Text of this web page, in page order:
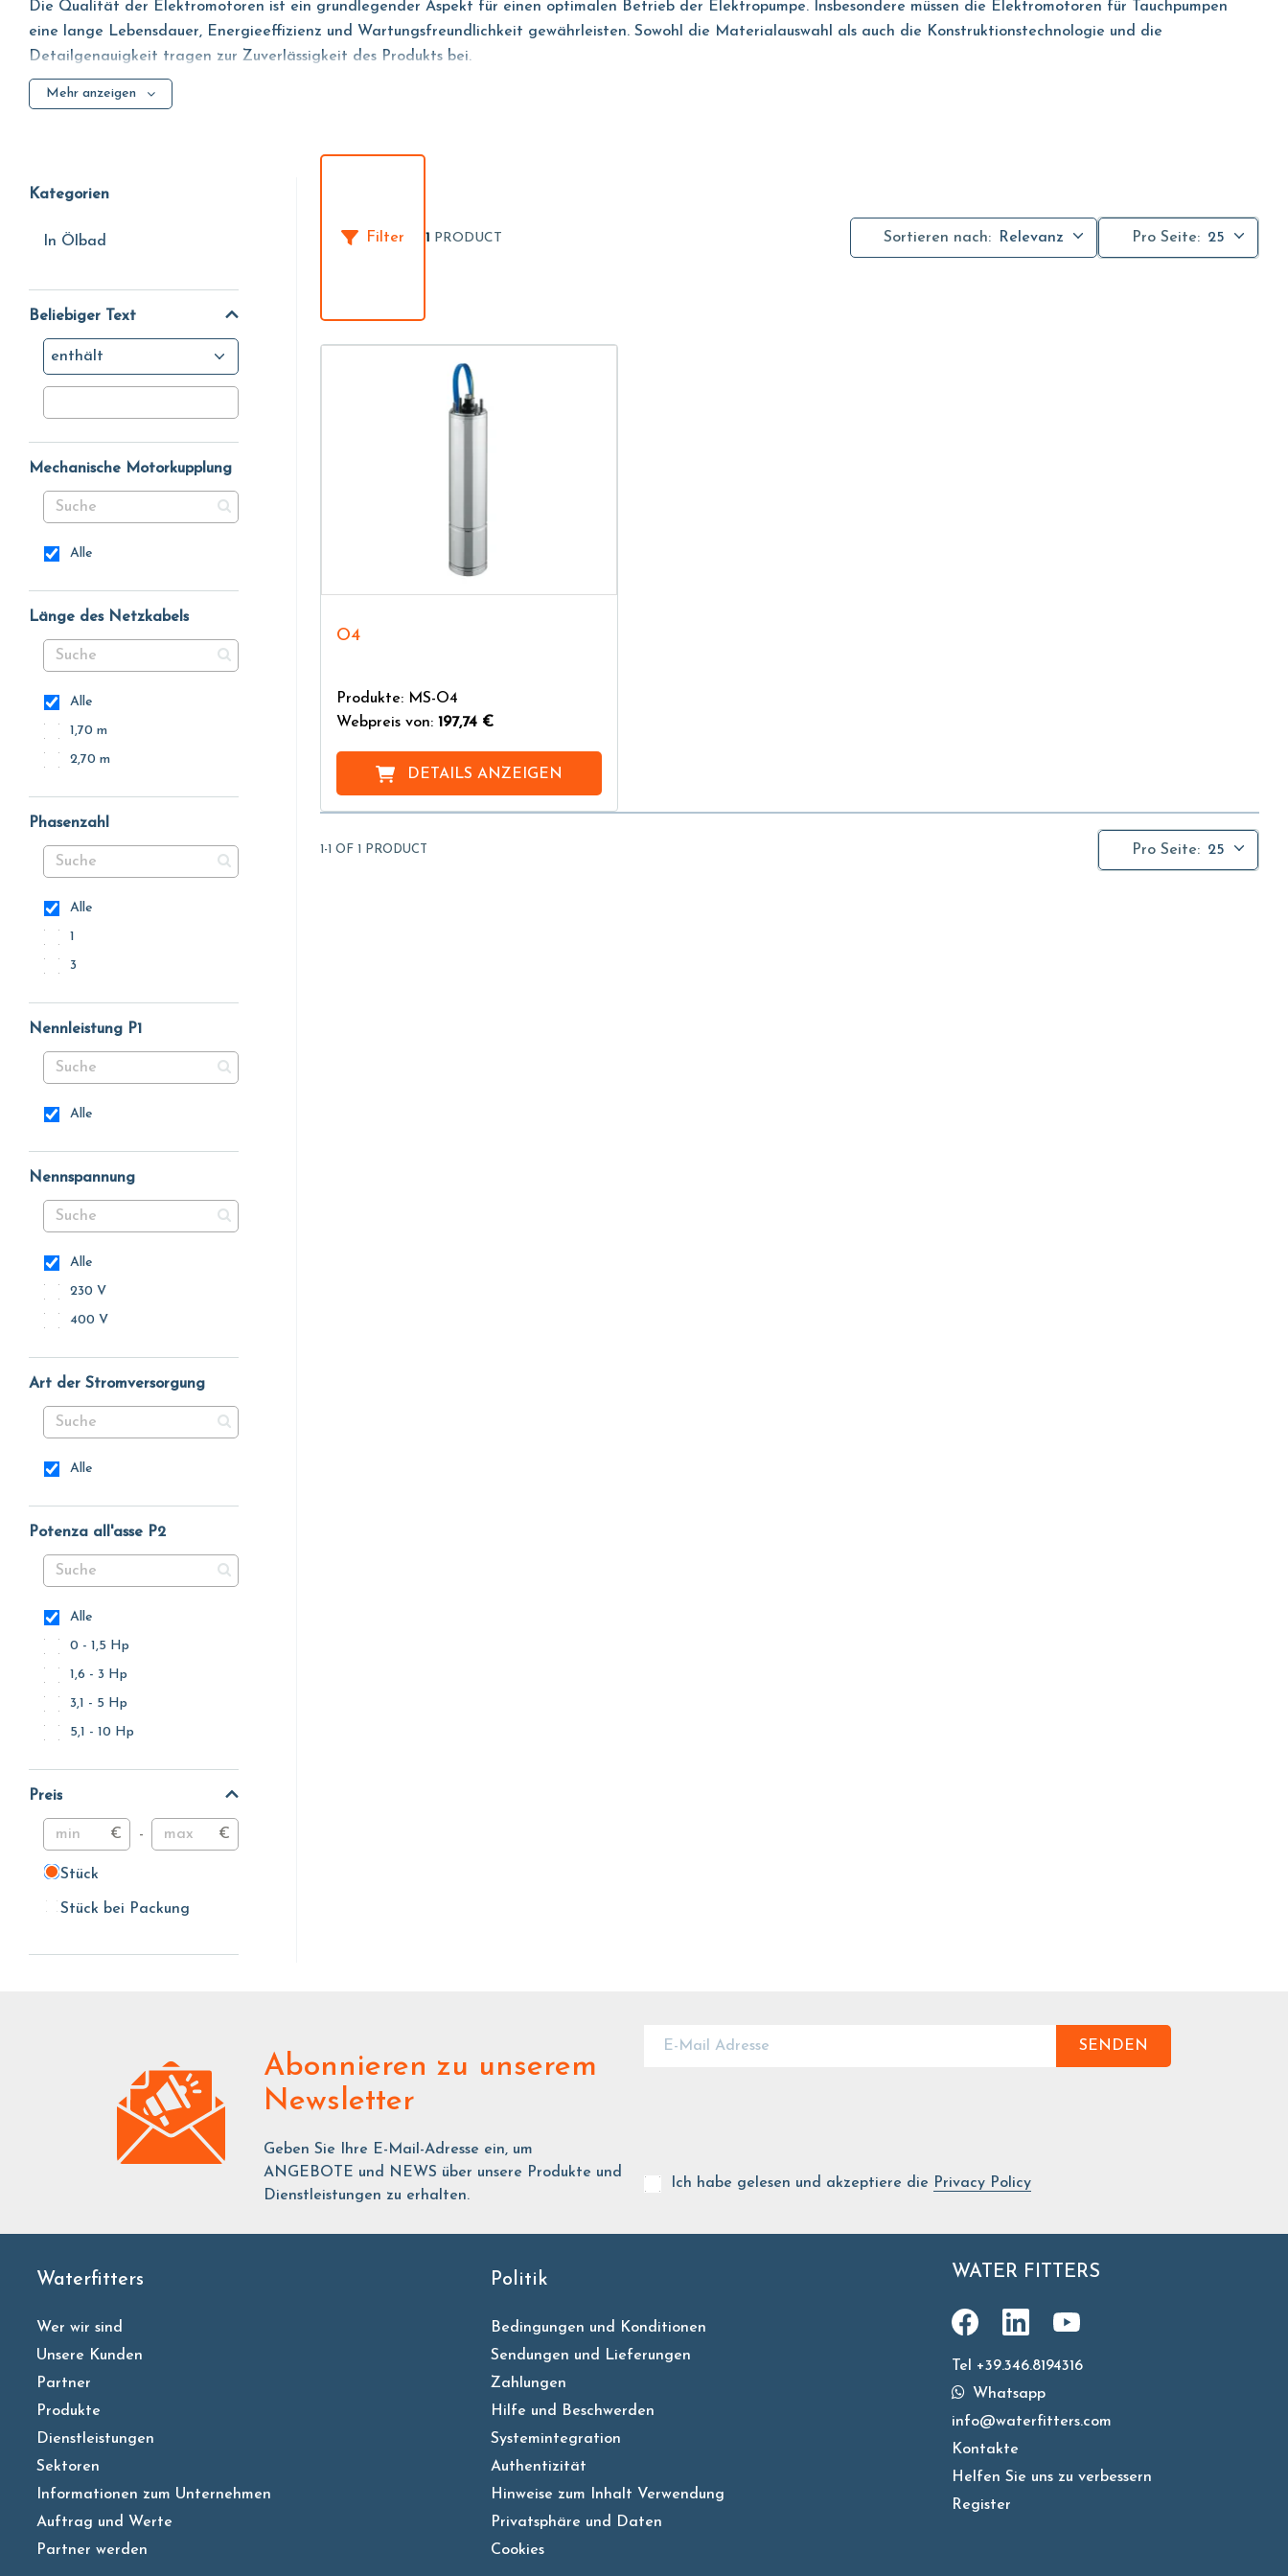
Die Qualität der Elektromotoren ist ein grundlegender Aspekt für einen optimalen Betrieb der Elektropumpe. Insbesondere müssen die Elektromotoren für Tauchpumpen
eine lange Lebensdauer, Energieeffizienz und Wartungsfreundlichkeit gewährleisten. Sowohl die Materialauswahl als auch die Konstruktionstechnologie und die
Detailgenauigkeit tragen zur Zuverlässigkeit des Produkts bei.
Bei Elektromotoren für Tauchpumpen stellt insbesondere die Verwendung von Edelstahl oder Kohlenstoffstahl einen unbestrittenen Mehrwert in Bezug auf Leistung,
Mehr anzeigen
Kategorien
In Ölbad
Beliebiger Text
enthält
Mechanische Motorkupplung
Alle
Länge des Netzkabels
Alle
1,70 m
2,70 m
Phasenzahl
Alle
1
3
Nennleistung P1
Alle
Nennspannung
Alle
230 V
400 V
Art der Stromversorgung
Alle
Potenza all'asse P2
Alle
0 - 1,5 Hp
1,6 - 3 Hp
3,1 - 5 Hp
5,1 - 10 Hp
Preis
€ - €
Stück
Stück
Stück bei Packung
Stück bei Packung
Filter 1 PRODUCT Sortieren nach: Relevanz Pro Seite: 25
O4
Produkte: MS-O4
Webpreis von: 197,74 €
DETAILS ANZEIGEN
1-1 OF 1 PRODUCT Pro Seite: 25
Abonnieren zu unserem
Newsletter
Geben Sie Ihre E-Mail-Adresse ein, um
ANGEBOTE und NEWS über unsere Produkte und
Dienstleistungen zu erhalten.
SENDEN
Ich habe gelesen und akzeptiere die Privacy Policy
Waterfitters
Wer wir sind
Unsere Kunden
Partner
Produkte
Dienstleistungen
Sektoren
Informationen zum Unternehmen
Auftrag und Werte
Partner werden
Politik
Bedingungen und Konditionen
Sendungen und Lieferungen
Zahlungen
Hilfe und Beschwerden
Systemintegration
Authentizität
Hinweise zum Inhalt Verwendung
Privatsphäre und Daten
Cookies
WATER FITTERS
Tel +39.346.8194316
Whatsapp
info@waterfitters.com
Kontakte
Helfen Sie uns zu verbessern
Register